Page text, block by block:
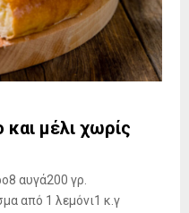
μέλι χωρίς
αυγά200 γρ.
από 1 λεμόνι1 κ.γ